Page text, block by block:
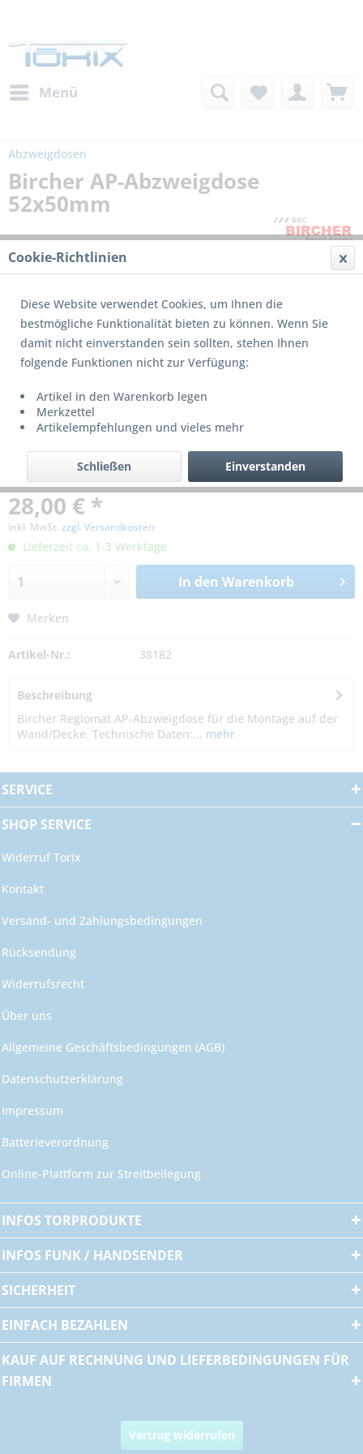
Menü
Abzweigdosen
Bircher AP-Abzweigdose
52x50mm
28,00 € *
inkl. MwSt. zzgl. Versandkosten
Lieferzeit ca. 1-3 Werktage
In den Warenkorb
Merken
Artikel-Nr.: 38182
Beschreibung
Bircher Reglomat AP-Abzweigdose für die Montage auf der
Wand/Decke. Technische Daten:... mehr
SERVICE
SHOP SERVICE
Widerruf Torix
Kontakt
Versand- und Zahlungsbedingungen
Rücksendung
Widerrufsrecht
Über uns
Allgemeine Geschäftsbedingungen (AGB)
Datenschutzerklärung
Impressum
Batterieverordnung
Online-Plattform zur Streitbeilegung
INFOS TORPRODUKTE
INFOS FUNK / HANDSENDER
SICHERHEIT
EINFACH BEZAHLEN
KAUF AUF RECHNUNG UND LIEFERBEDINGUNGEN FÜR
FIRMEN
Vertrag widerrufen
Cookie-Richtlinien
Diese Website verwendet Cookies, um Ihnen die
bestmögliche Funktionalität bieten zu können. Wenn Sie
damit nicht einverstanden sein sollten, stehen Ihnen
folgende Funktionen nicht zur Verfügung:
Artikel in den Warenkorb legen
Merkzettel
Artikelempfehlungen und vieles mehr
Einverstanden
Schließen